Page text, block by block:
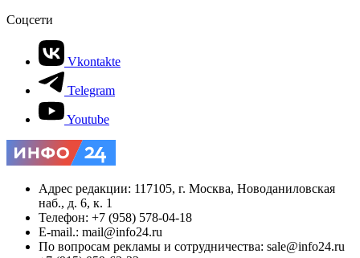
Соцсети
Vkontakte
Telegram
Youtube
Адрес редакции: 117105, г. Москва, Новоданиловская
наб., д. 6, к. 1
Телефон: +7 (958) 578-04-18
E-mail.: mail@info24.ru
По вопросам рекламы и сотрудничества: sale@info24.ru